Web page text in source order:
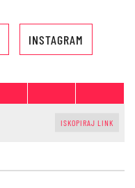
INSTAGRAM
ISKOPIRAJ LINK